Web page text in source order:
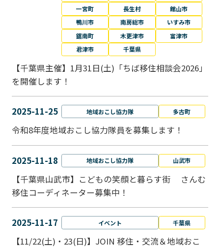
一宮町
長生村
館山市
鴨川市
南房総市
いすみ市
鋸南町
木更津市
富津市
君津市
千葉県
【千葉県主催】1月31日(土)「ちば移住相談会2026」
を開催します！
2025-11-25 地域おこし協力隊 多古町
令和8年度地域おこし協力隊員を募集します！
2025-11-18 地域おこし協力隊 山武市
【千葉県山武市】こどもの笑顔と暮らす街 さんむ
移住コーディネーター募集中！
2025-11-17 イベント 千葉県
【11/22(土)・23(日)】JOIN 移住・交流＆地域おこ